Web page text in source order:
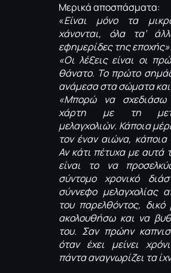
Μερικά αποσπάσματα:
«Είναι μόνο τα
χάνονται, όλα τα’
εφημερίδες της εποχής».
«Οι λέξεις είναι οι
θάνατο. Το πρώτο
ανάμεσα στα σώματα
«Μπορώ να σχεδιάσω
χάρτη με τη
μελαγχολιών. Κάποια
τον έναν αιώνα,
Αν κάτι πέτυχα με αυτά
είναι το να
σύντομο χρονικό
σύννεφο μελαγχολίας
του παρελθόντος,
ακολουθήσω και να
του. Σαν πρώην
όταν έχει μείνει
πάντα αναγνωρίζει τα